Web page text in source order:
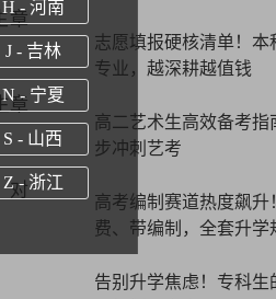
章
章
对
志愿填报硬核清单！本
专业，越深耕越值钱
高二艺术生高效备考指
步冲刺艺考
高考编制赛道热度飙升
费、带编制，全套升学
告别升学焦虑！专科生
H - 河南
J - 吉林
N - 宁夏
S - 山西
Z - 浙江